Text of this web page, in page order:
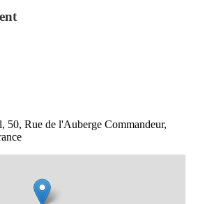
50, Rue de l'Auberge Commandeur,